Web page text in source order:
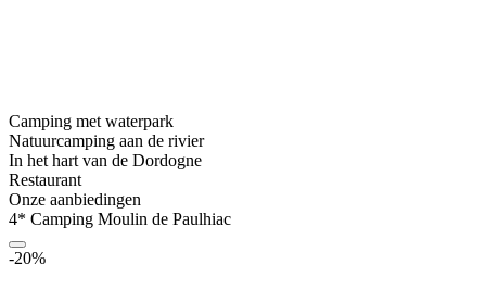
Camping met waterpark
Natuurcamping aan de rivier
In het hart van de Dordogne
Restaurant
Onze aanbiedingen
4* Camping Moulin de Paulhiac
-20%